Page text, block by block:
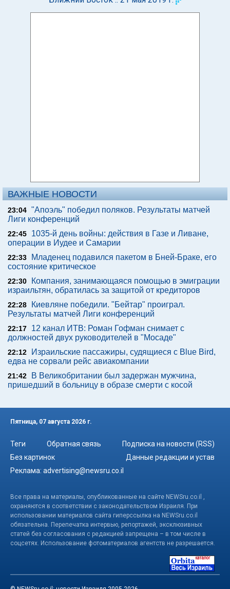
ВАЖНЫЕ НОВОСТИ
23:04 "Апоэль" победил поляков. Результаты матчей
Лиги конференций
22:45
1035-й день войны: действия в Газе и Ливане,
операции в Иудее и Самарии
22:33
Младенец подавился пакетом в Бней-Браке, его
состояние критическое
22:30
Компания, занимающаяся помощью в эмиграции
израильтян, обратилась за защитой от кредиторов
22:28
Киевляне победили. "Бейтар" проиграл.
Результаты матчей Лиги конференций
22:17
12 канал ИТВ: Роман Гофман снимает с
должностей двух руководителей в "Мосаде"
22:12
Израильские пассажиры, судящиеся с Blue Bird,
едва не сорвали рейс авиакомпании
21:42
В Великобритании был задержан мужчина,
пришедший в больницу в образе смерти с косой
Пятница, 07 августа 2026 г.
Теги Обратная связь
Подписка на новости (RSS)
Без картинок
Данные редакции и устав
Реклама: advertising@newsru.co.il
Все права на материалы, опубликованные на сайте NEWSru.co.il ,
охраняются в соответствии с законодательством Израиля. При
использовании материалов сайта гиперссылка на NEWSru.co.il
обязательна. Перепечатка интервью, репортажей, эксклюзивных
статей без согласования с редакцией запрещена – в том числе в
соцсетях. Использование фотоматериалов агентств не разрешается.